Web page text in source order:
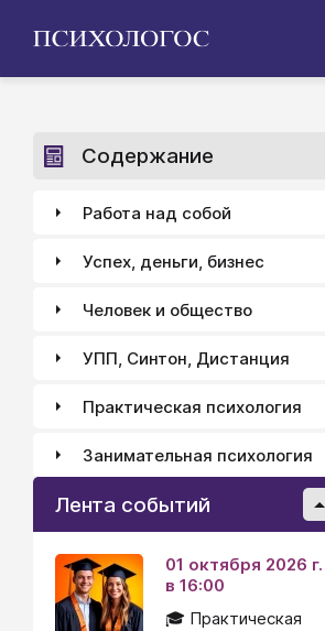
Содержание
Работа над собой
Успех, деньги, бизнес
Человек и общество
УПП, Синтон, Дистанция
Практическая психология
Занимательная психология
Лента событий
01 октября 2026 г.
в 16:00
🎓 Практическая